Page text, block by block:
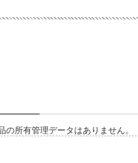
の所有管理データはありません。